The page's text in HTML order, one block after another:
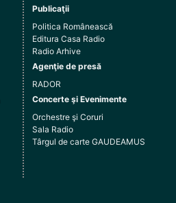
Publicaţii
Politica Românească
Editura Casa Radio
Radio Arhive
Agenţie de presă
RADOR
Concerte şi Evenimente
Orchestre şi Coruri
Sala Radio
Târgul de carte GAUDEAMUS